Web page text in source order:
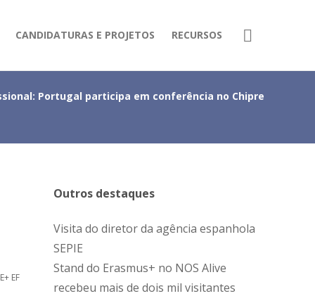
CANDIDATURAS E PROJETOS RECURSOS
Portugal participa em conferência no Chipre
EF
Outros destaques
Visita do diretor da agência espanhola
SEPIE
Stand do Erasmus+ no NOS Alive
recebeu mais de dois mil visitantes